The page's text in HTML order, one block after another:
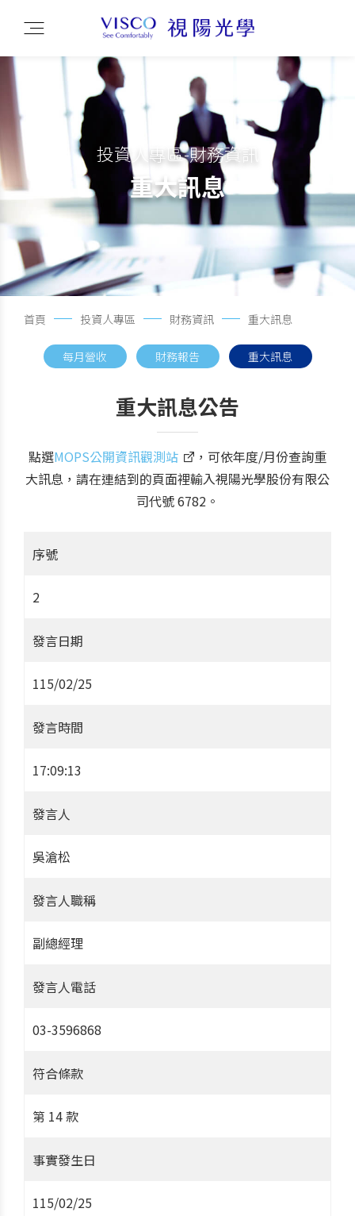
投資人專區-財務資訊
重大訊息
首頁 投資人專區 財務資訊 重大訊息
每月營收 財務報告 重大訊息
重大訊息公告
點選MOPS公開資訊觀測站
，可依年度/月份查詢重
大訊息，請在連結到的頁面裡輸入視陽光學股份有限公
司代號 6782。
序號
2
發言日期
115/02/25
發言時間
17:09:13
發言人
吳滄松
發言人職稱
副總經理
發言人電話
03-3596868
符合條款
第 14 款
事實發生日
115/02/25